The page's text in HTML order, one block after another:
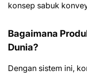
konsep sabuk
Bagaimana
Dunia?
Dengan sistem ini,